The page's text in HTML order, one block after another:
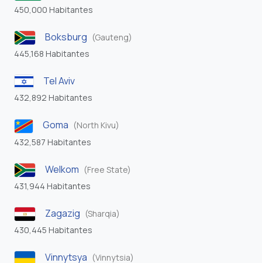
450,000 Habitantes
Boksburg (Gauteng)
445,168 Habitantes
Tel Aviv
432,892 Habitantes
Goma (North Kivu)
432,587 Habitantes
Welkom (Free State)
431,944 Habitantes
Zagazig (Sharqia)
430,445 Habitantes
Vinnytsya (Vinnytsia)